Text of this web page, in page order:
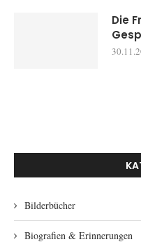
Die
Bilderbücher
Biografien & Erinnerungen